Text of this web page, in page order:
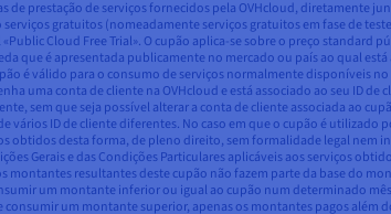
prestação de serviços fornecidos pela OVHcloud, diretamente
gratuitos (nomeadamente serviços gratuitos em fase de
Cloud Free Trial». O cupão aplica-se sobre o preço standard
que é apresentada publicamente no mercado ou país ao qual
é válido para o consumo de serviços normalmente disponíveis
uma conta de cliente na OVHcloud e está associado ao seu ID de
sem que seja possível alterar a conta de cliente associada ao
ID de cliente diferentes. No caso em que o cupão é utilizado
obtidos desta forma, de pleno direito, sem formalidade legal nem
Gerais e das Condições Particulares aplicáveis aos serviços
resultantes deste cupão não fazem parte da base do
um montante inferior ou igual ao cupão num determinado
um montante superior, apenas os montantes pagos além